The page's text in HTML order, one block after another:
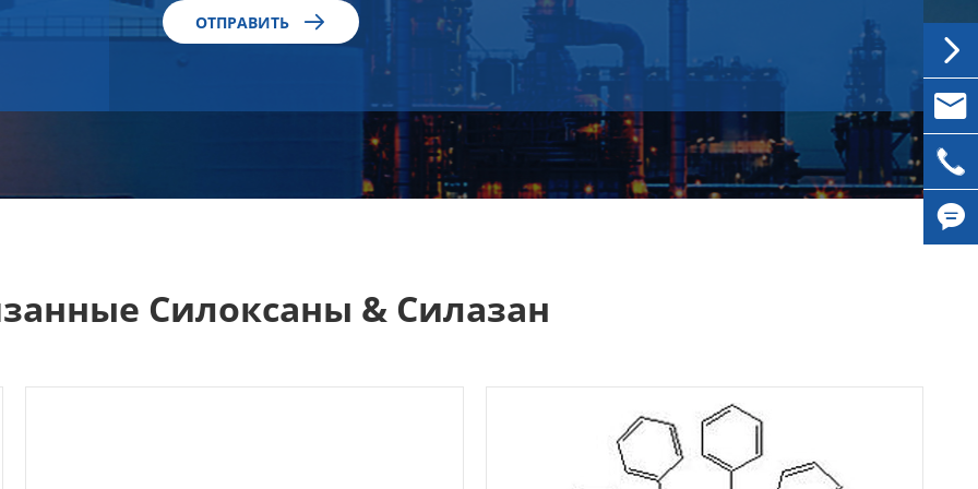
ОТПРАВИТЬ 
Силоксаны & Силазан



